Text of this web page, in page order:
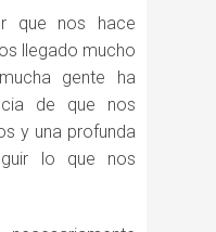
que nos hace
llegado mucho
gente ha
de que nos
y una profunda
lo que nos